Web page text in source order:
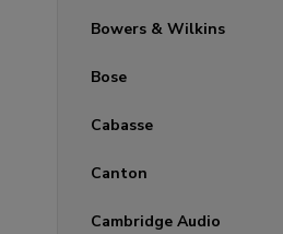
Bowers & Wilkins
Bose
Cabasse
Canton
Cambridge Audio